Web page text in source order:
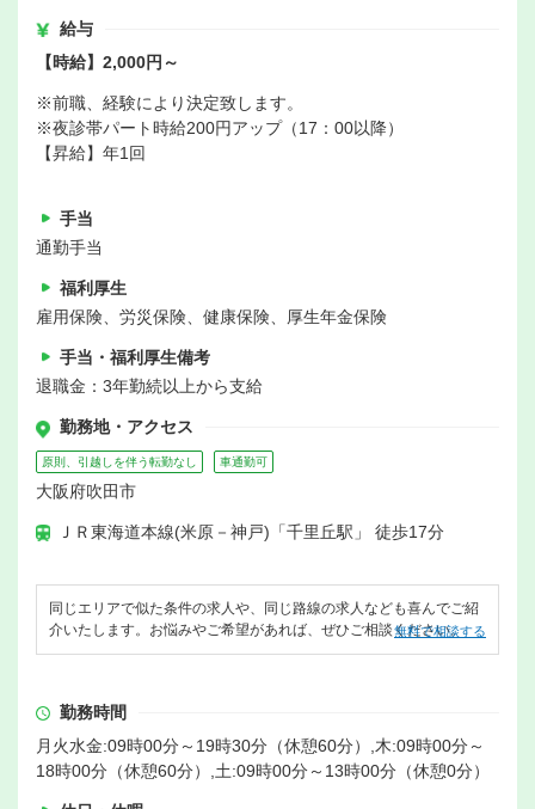
給与
【時給】2,000円～
※前職、経験により決定致します。
※夜診帯パート時給200円アップ（17：00以降）
【昇給】年1回
手当
通勤手当
福利厚生
雇用保険、労災保険、健康保険、厚生年金保険
手当・福利厚生備考
退職金：3年勤続以上から支給
勤務地・アクセス
原則、引越しを伴う転勤なし 車通勤可
大阪府吹田市
ＪＲ東海道本線(米原－神戸)「千里丘駅」 徒歩17分
同じエリアで似た条件の求人や、同じ路線の求人なども喜んでご紹
介いたします。お悩みやご希望があれば、ぜひご相談ください。
無料で相談する
勤務時間
月火水金:09時00分～19時30分（休憩60分）,木:09時00分～
18時00分（休憩60分）,土:09時00分～13時00分（休憩0分）